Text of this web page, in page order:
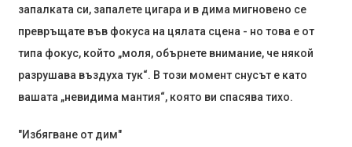
запалката си, запалете цигара и в дима мигновено се
превръщате във фокуса на цялата сцена - но това е от
типа фокус, който „моля, обърнете внимание, че някой
разрушава въздуха тук“. В този момент снусът е като
вашата „невидима мантия“, която ви спасява тихо.
"Избягване от дим"